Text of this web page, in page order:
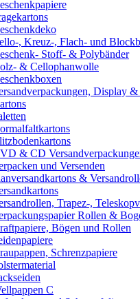
, Kreuz-, Flach- und
Stoff- & Polybänder
& Cellophanwolle
Display
& CD
und Versenden
&
Trapez-,
Rollen &
Bögen und Rollen
Schrenzpapiere
C